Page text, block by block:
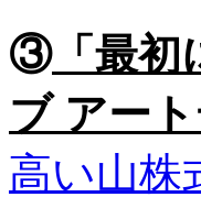
③「最初
ブ アー
高い山株